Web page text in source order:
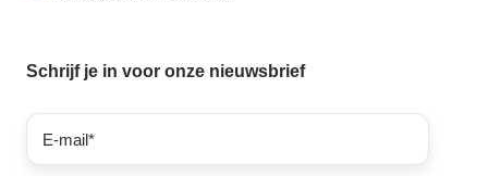
Schrijf je in voor onze nieuwsbrief